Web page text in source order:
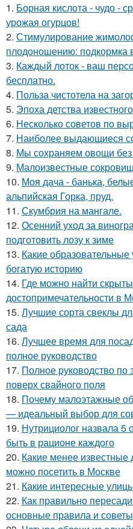
1. Борная кислота - чудо -
урожая огурцов!
2. Стимулирование
плодоношению: подкормка
3. Каждый лоток - ваш
бесплатно.
4. Польза чистотела на
5. Эпоха детства
6. Несколько советов по
7. Наиболее выдающиеся
8. Мы сохраняем овощи без
9. Малоизвестные
10. Моя дача - банька,
альпийская Горка, пруд.
11. Скумбрия на мангале.
12. Осенний уход за
подготовить лозу к зиме
13. Какие
богатую историю
14. Где можно найти
достопримечательности в
15. Лучшие сорта свеклы
сада
16. Лучшее время для
полное руководство
17. Полное руководство по
поверх свайного поля
18. Почему малоэтажные
— идеальный выбор для
19. Нутрициолог назвала
быть в рационе каждого
20. Какие менее известные
можно посетить в Москве
21. Какие интересные
22. Как правильно
основные правила и советы